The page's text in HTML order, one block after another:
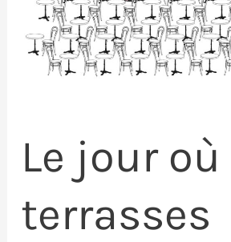
Le jour
terrasses